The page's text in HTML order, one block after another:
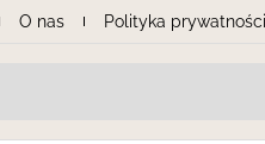
O nas Polityka prywatności